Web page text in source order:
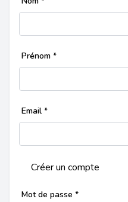
Prénom *
Email *
Créer un compte
Mot de passe *